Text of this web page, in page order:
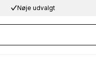
Nøje udvalgt